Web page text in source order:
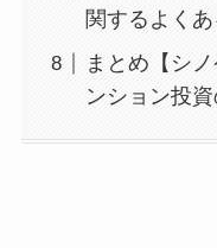
関するよく
まとめ【シ
ンション投資